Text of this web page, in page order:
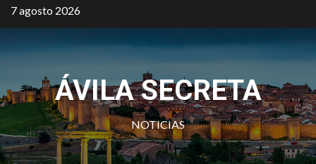
Saltar
al
7 agosto 2026
ÁVILA SECRETA
NOTICIAS